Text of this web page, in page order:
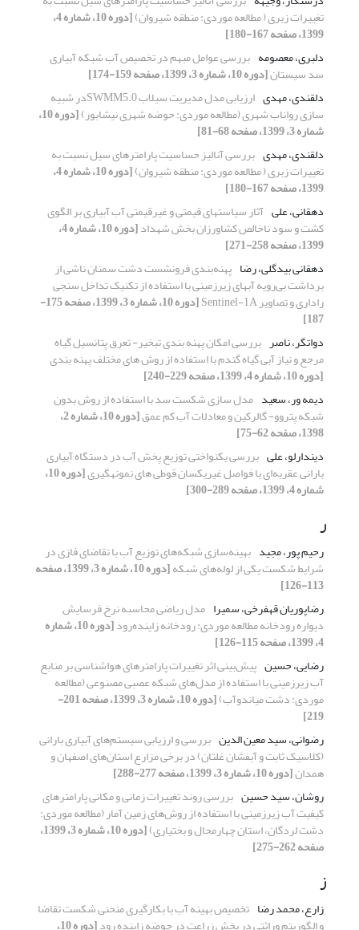
تغییرات زبری ( مطالعه موردی: منطقه شیروان) [دوره 10، شماره 4،
1399، صفحه 167-180]
دلبری، معصومه بررسی عوامل مبهم در تخصیص آب شبکه آبیاری
سد سیستان[دوره 10، شماره 3، 1399، صفحه 159-174]
دلقندی، مهدی
ارزیابی مدل مدیریت سیلاب SWMM5.0در شبیه
سازی رواناب شهری (مطالعه موردی: حوضه شهری نیشابور) [دوره 10،
شماره 3، 1399، صفحه 68-81]
دلقندی، مهدی بررسی آنالیز حساسیت پارامترهای سیل نسبت به
تغییرات زبری ( مطالعه موردی: منطقه شیروان) [دوره 10، شماره 4،
1399، صفحه 167-180]
دهقانی، علی آثار سیاست‏های قیمتی و غیرقیمتی آب آبیاری بر الگوی
کشت و سود ناخالص کشاورزان بخش شهداد [دوره 10، شماره 4،
1399، صفحه 258-271]
دهقانی بیدگلی، رضا پهنه‌بندی فرونشست دشت سمنان ناشی از
برداشت بی‌رویه آبهای زیرزمینی با استفاده از تکنیک تداخل سنجی
راداری و تصاویر Sentinel-1A [دوره 10، شماره 3، 1399، صفحه 175-
187]
دواتگر، ناصر بررسی امکان پهنه بندی تبخیر- تعرق پتانسیل گیاه
مرجع و نیاز آبی گیاه گندم با استفاده از روش های مختلف پهنه بندی
[دوره 10، شماره 4، 1399، صفحه 229-240]
دیمه ور، سعید مدل سازی شکست سد با استفاده از روش بدون
شبکه پتروو- گالرکین و معادلات آب کم عمق [دوره 10، شماره 2،
1398، صفحه 62-75]
دیندارلو، علی بررسی یکنواختی توزیع پخش آب در دستگاه آبیاری
بارانی عقربه‌ای با فواصل غیریکسان قوطی های نمونه‏گیری [دوره 10،
شماره 4، 1399، صفحه 289-300]
ر
رحیم پور، مجید بهینه‌سازی شبکه‌های توزیع آب با تقاضای فازی در
شرایط شکست یکی از لوله‌های شبکه [دوره 10، شماره 3، 1399، صفحه
113-126]
رضاپوریان قهفرخی، سمیرا مدل ریاضی محاسبه نرخ فرسایش
دیواره رودخانه مطالعه موردی: رودخانه زاینده‌رود [دوره 10، شماره
4، 1399، صفحه 115-126]
رضایی، حسین پیش‌بینی اثر تغییرات پارامترهای هواشناسی بر منابع
آب زیرزمینی با استفاده از مدل‌های شبکه عصبی مصنوعی (مطالعه
موردی: دشت میاندوآب) [دوره 10، شماره 3، 1399، صفحه 201-
219]
رضوانی، سید معین الدین بررسی و ارزیابی سیستم‌های آبیاری بارانی
(کلاسیک ثابت و آبفشان غلتان) در برخی مزارع استان‌های اصفهان و
همدان[دوره 10، شماره 3، 1399، صفحه 277-288]
روشان، سید حسین بررسی روند تغییرات زمانی و مکانی پارامترهای
کیفیت آب زیرزمینی با استفاده از روش‌های زمین آمار (مطالعه موردی:
دشت لردگان، استان چهارمحال و بختیاری) [دوره 10، شماره 3، 1399،
صفحه 262-275]
ز
زارع، محمد رضا تخصیص بهینه آب با بکارگیری منحنی شکست تقاضا
و الگوریتم وراثتی در بخش زراعت در حوضه زاینده رود [دوره 10،